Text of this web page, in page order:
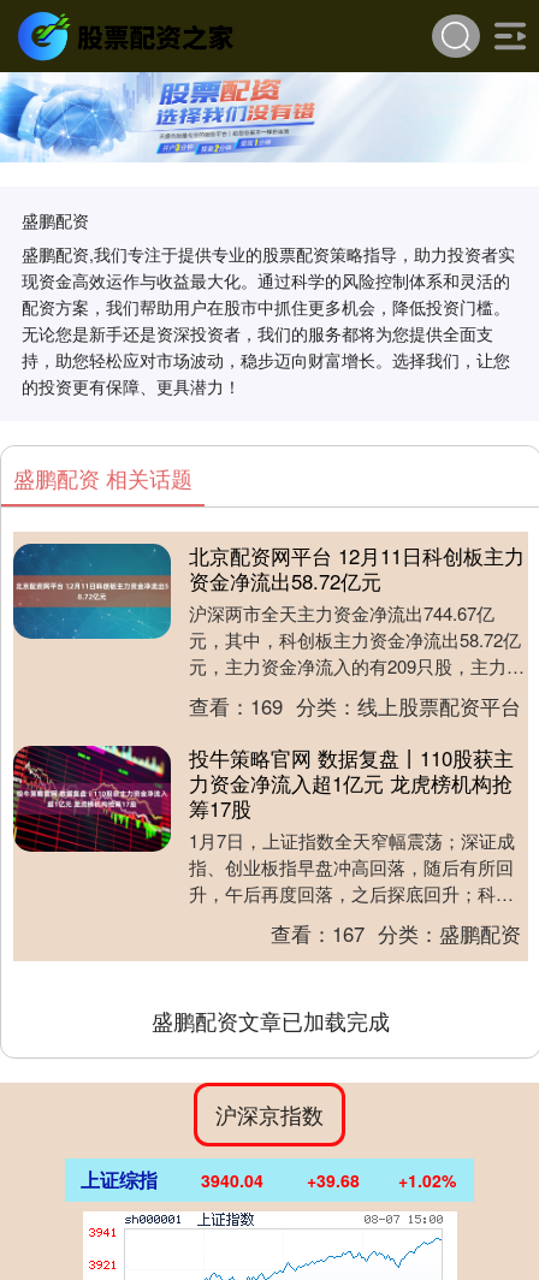
盛鹏配资
盛鹏配资,我们专注于提供专业的股票配资策略指导，助力投资者实
现资金高效运作与收益最大化。通过科学的风险控制体系和灵活的
配资方案，我们帮助用户在股市中抓住更多机会，降低投资门槛。
无论您是新手还是资深投资者，我们的服务都将为您提供全面支
持，助您轻松应对市场波动，稳步迈向财富增长。选择我们，让您
的投资更有保障、更具潜力！
盛鹏配资 相关话题
北京配资网平台 12月11日科创板主力
资金净流出58.72亿元
沪深两市全天主力资金净流出744.67亿
元，其中，科创板主力资金净流出58.72亿
元，主力资金净流入的有209只股，主力资
金净流出的有386只股。 证券时报数据....
查看： 169 分类：线上股票配资平台
投牛策略官网 数据复盘丨110股获主
力资金净流入超1亿元 龙虎榜机构抢
筹17股
1月7日，上证指数全天窄幅震荡；深证成
指、创业板指早盘冲高回落，随后有所回
升，午后再度回落，之后探底回升；科创
50指数早盘震荡上扬，临近午盘有所回
落，午后震荡回....
查看： 167 分类：盛鹏配资
盛鹏配资文章已加载完成
沪深京指数
上证综指 3940.04 +39.68 +1.02%